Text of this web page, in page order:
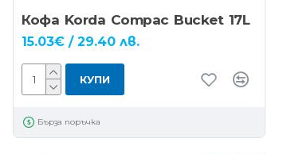
Кофа Korda Compac Bucket 17L
15.03€ / 29.40 лв.
КУПИ
Бърза поръчка